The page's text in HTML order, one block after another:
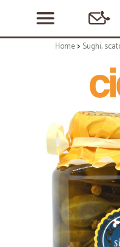
Home